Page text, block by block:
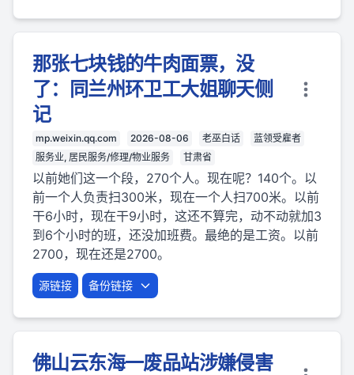
那张七块钱的牛肉面票，没
了：同兰州环卫工大姐聊天侧
记
mp.weixin.qq.com 2026-08-06 老巫白话
蓝领受雇者
服务业, 居民服务/修理/物业服务
甘肃省
以前她们这一个段，270个人。现在呢？140个。以
前一个人负责扫300米，现在一个人扫700米。以前
干6小时，现在干9小时，这还不算完，动不动就加3
到6个小时的班，还没加班费。最绝的是工资。以前
2700，现在还是2700。
源链接 备份链接
佛山云东海一废品站涉嫌侵害